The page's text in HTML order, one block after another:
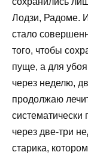
Лодзи, Радоме.
стало
того, чтобы
пуще, а для
через неделю,
продолжаю
систематически
через две-три
старика,